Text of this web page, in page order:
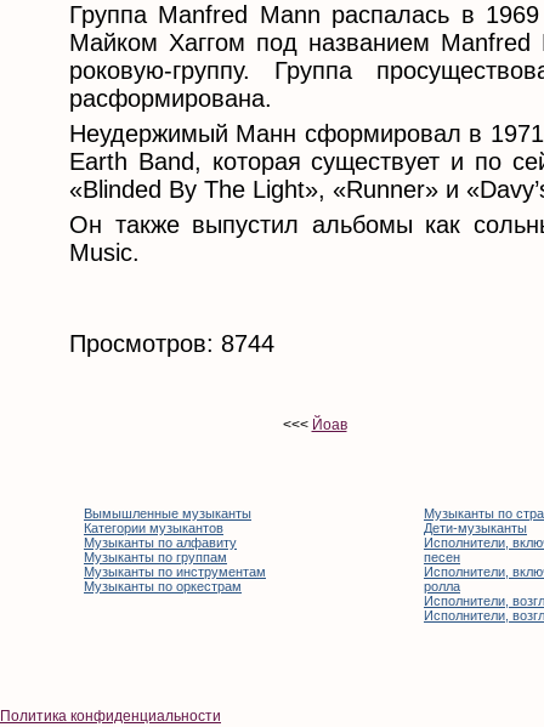
Группа Manfred Mann распалась в
Майком Хаггом под названием
роковую-группу. Группа
расформирована.
Неудержимый Манн сформировал в 1971
Earth Band, которая существует и по
«Blinded By The Light», «Runner» и
Он также выпустил альбомы как
Music.
Просмотров: 8744
<<< Йоав
Вымышленные музыканты
Категории музыкантов
Музыканты по алфавиту
Музыканты по группам
Музыканты по инструментам
Музыканты по оркестрам
Музыканты по
Дети-музыканты
Исполнители,
песен
Исполнители,
ролла
Исполнители,
Исполнители,
Политика конфиденциальности